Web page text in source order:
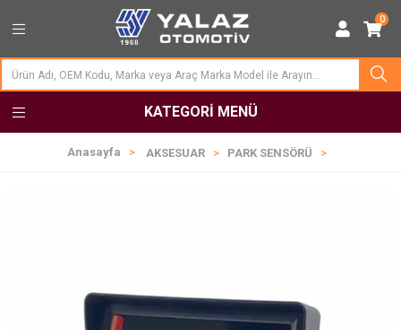
0
KATEGORI MENÜ
Anasayfa AKSESUAR PARK SENSÖRÜ